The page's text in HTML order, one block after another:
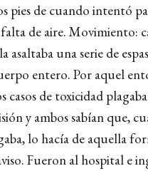
pies de cuando intentó
de aire. Movimiento:
asaltaba una serie de
entero. Por aquel
casos de toxicidad
y ambos sabían que,
lo hacía de aquella
Fueron al hospital e